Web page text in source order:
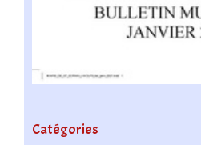
Catégories